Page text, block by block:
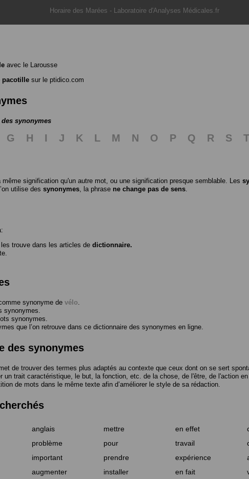
Horaire des Marées - Laboratoire d'Analyses Médicales.fr
avec le Larousse
pacotille sur le ptidico.com
synonymes
G H I J K L M N O P Q R S
T
signification qu'un autre mot, ou une signification presque semblable. Les
utilise des synonymes , la phrase ne change pas de sens
trouve dans les articles de dictionnaire.
synonyme de vélo
synonymes.
synonymes.
que l’on retrouve dans ce dictionnaire des synonymes en ligne.
des synonymes
de trouver des termes plus adaptés au contexte que ceux dont on se sert
un trait caractéristique, le but, la fonction, etc. de la chose, de l'être, de l'action
de mots dans le même texte afin d’améliorer le style de sa rédaction.
anglais mettre en effet
problème pour travail
important prendre expérience
augmenter installer en fait